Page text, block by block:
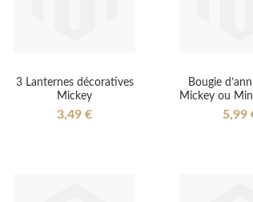
3 Lanternes décoratives
Mickey
3,49 €
Bougie
Mickey ou
5,99